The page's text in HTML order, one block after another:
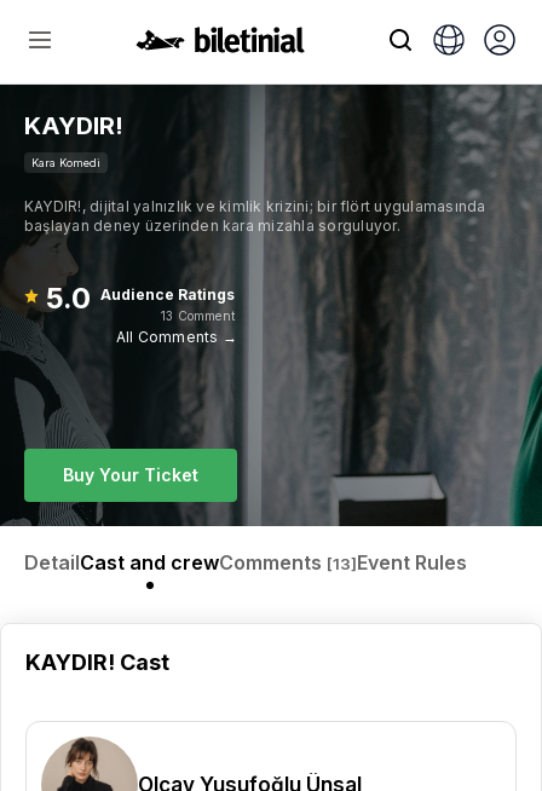
KAYDIR!
Kara Komedi
KAYDIR!, dijital yalnızlık ve kimlik krizini; bir flört uygulamasında
başlayan deney üzerinden kara mizahla sorguluyor.
5.0 Audience Ratings
13 Comment
All Comments →
Buy Your Ticket
DetailCast and crewComments [13]Event Rules
KAYDIR! Cast
Olcay Yusufoğlu Ünsal